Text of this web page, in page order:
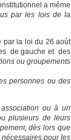
a même
par les lois de la
par la loi du 26 août
de gauche et des
ou groupements
personnes ou des
ou à un
plusieurs de leurs
dès lors que
pour les